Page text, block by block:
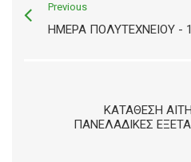
Previous
ΗΜΈΡΑ ΠΟΛΥΤΕΧΝΕΊΟΥ -
ΚΑΤΆΘΕΣΗ
ΠΑΝΕΛΑΔΙΚΈΣ